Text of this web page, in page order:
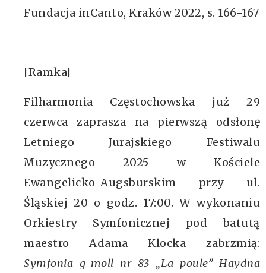
Fundacja inCanto, Kraków 2022, s. 166-167
[Ramka]
Filharmonia Częstochowska już 29
czerwca zaprasza na pierwszą odsłonę
Letniego Jurajskiego Festiwalu
Muzycznego 2025 w Kościele
Ewangelicko-Augsburskim przy ul.
Śląskiej 20 o godz. 17:00. W wykonaniu
Orkiestry Symfonicznej pod batutą
maestro Adama Klocka zabrzmią:
Symfonia g-moll nr 83 „La poule” Haydna